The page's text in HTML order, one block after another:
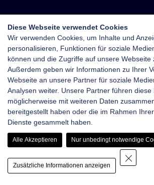
Diese Webseite verwendet Cookies
Wir verwenden Cookies, um Inhalte und
personalisieren, Funktionen für soziale
können und die Zugriffe auf unsere Webseite
Außerdem geben wir Informationen zu Ihrer
Webseite an unsere Partner für soziale
Analysen weiter. Unsere Partner führen diese
möglicherweise mit weiteren Daten
bereitgestellt haben oder die im Rahmen
Dienste gesammelt haben.
Alle Akzeptieren Nur unbedingt notwendige
Zusätzliche Informationen anzeigen